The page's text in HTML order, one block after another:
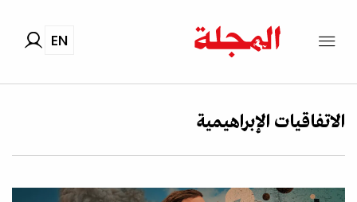
EN
الاتفاقيات الإبراهيمية